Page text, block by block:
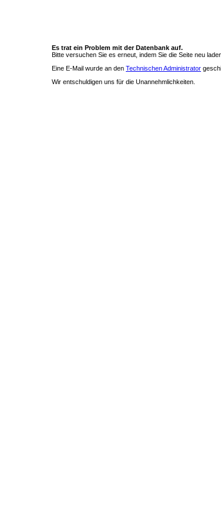
Es trat ein Problem mit der Datenbank auf.
Bitte versuchen Sie es erneut, indem Sie die Seite neu
Eine E-Mail wurde an den Technischen Administrator
Wir entschuldigen uns für die Unannehmlichkeiten.